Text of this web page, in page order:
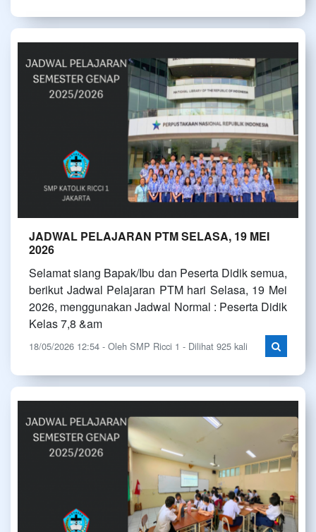
JADWAL PELAJARAN PTM SELASA, 19 MEI
2026
Selamat siang Bapak/Ibu dan Peserta Didik semua,
berikut Jadwal Pelajaran PTM hari Selasa, 19 Mei
2026, menggunakan Jadwal Normal : Peserta Didik
Kelas 7,8 &am
18/05/2026 12:54 - Oleh SMP Ricci 1 - Dilihat 925 kali